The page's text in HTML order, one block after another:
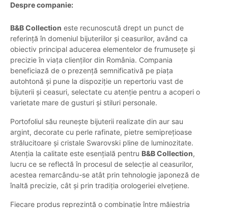
Despre companie:
B&B Collection este recunoscută drept un punct de
referință în domeniul bijuteriilor și ceasurilor, având ca
obiectiv principal aducerea elementelor de frumusețe și
precizie în viața clienților din România. Compania
beneficiază de o prezență semnificativă pe piața
autohtonă și pune la dispoziție un repertoriu vast de
bijuterii și ceasuri, selectate cu atenție pentru a acoperi o
varietate mare de gusturi și stiluri personale.
Portofoliul său reunește bijuterii realizate din aur sau
argint, decorate cu perle rafinate, pietre semiprețioase
strălucitoare și cristale Swarovski pline de luminozitate.
Atenția la calitate este esențială pentru B&B Collection,
lucru ce se reflectă în procesul de selecție al ceasurilor,
acestea remarcându-se atât prin tehnologie japoneză de
înaltă precizie, cât și prin tradiția orologeriei elvețiene.
Fiecare produs reprezintă o combinație între măiestria